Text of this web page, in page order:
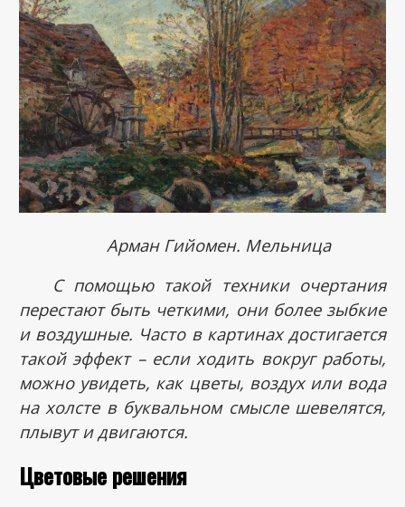
Арман Гийомен. Мельница
С помощью такой техники очертания
перестают быть четкими, они более зыбкие
и воздушные. Часто в картинах достигается
такой эффект – если ходить вокруг работы,
можно увидеть, как цветы, воздух или вода
на холсте в буквальном смысле шевелятся,
плывут и двигаются.
Цветовые решения